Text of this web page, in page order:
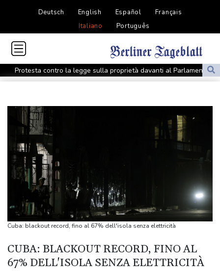
Deutsch English Español
Français
Italiano
Português
Protesta contro la legge sulla proprietà davanti al Parlamento
argentino, scontri
argentino, scontri
Sanchez presiederà una riunione in videocall sulla crisi a Ceuta
Sanchez presiederà una riunione in videocall sulla crisi a Ceuta
Esplosione in un mini bus vicino Damasco, due morti e 13 feriti
Esplosione in un mini bus vicino Damasco, due morti e 13 feriti
Venezuela, morto l'ex prigioniero politico Breijo dopo anni tra
carcere e domiciliari
Venezuela, morto l'ex prigioniero politico Breijo dopo anni tra
carcere e domiciliari
Israele e Libano
Usa, conclusa a Roma la tre giorni di colloqui 'produttivi' tra
Cuba: blackout record, fino al 67% dell'isola senza elettricità
CUBA: BLACKOUT RECORD, FINO AL
67% DELL'ISOLA SENZA ELETTRICITÀ